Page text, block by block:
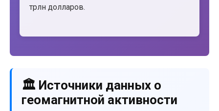
трлн долларов.
🏛️ Источники данных о
геомагнитной активности